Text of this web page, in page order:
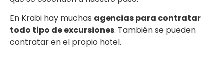
En Krabi hay muchas agencias para contratar
todo tipo de excursiones. También se pueden
contratar en el propio hotel.